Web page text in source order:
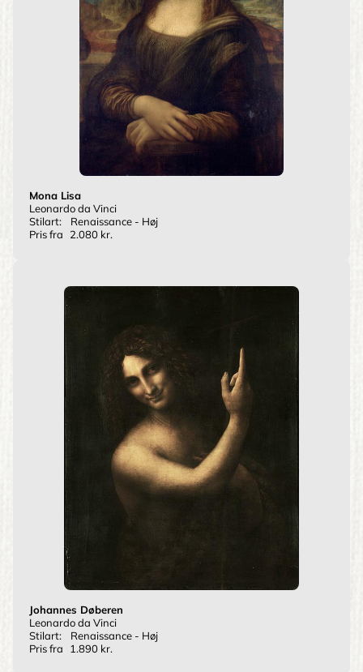
Mona Lisa
Leonardo da Vinci
Stilart:
Renaissance - Høj
Pris fra
2.080 kr.
Johannes Døberen
Leonardo da Vinci
Stilart:
Renaissance - Høj
Pris fra
1.890 kr.